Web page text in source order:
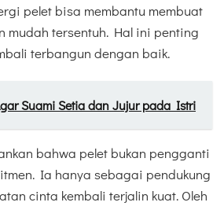
pelet bisa membantu membuat
mudah tersentuh. Hal ini penting
terbangun dengan baik.
Suami Setia dan Jujur pada Istri
bahwa pelet bukan pengganti
Ia hanya sebagai pendukung
cinta kembali terjalin kuat. Oleh